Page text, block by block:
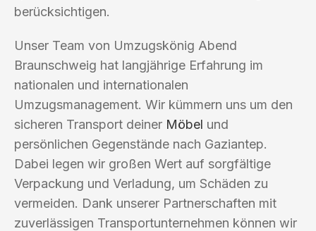
berücksichtigen.
Unser Team von Umzugskönig Abend
Braunschweig hat langjährige Erfahrung im
nationalen und internationalen
Umzugsmanagement. Wir kümmern uns um den
sicheren Transport deiner Möbel und
persönlichen Gegenstände nach Gaziantep.
Dabei legen wir großen Wert auf sorgfältige
Verpackung und Verladung, um Schäden zu
vermeiden. Dank unserer Partnerschaften mit
zuverlässigen Transportunternehmen können wir